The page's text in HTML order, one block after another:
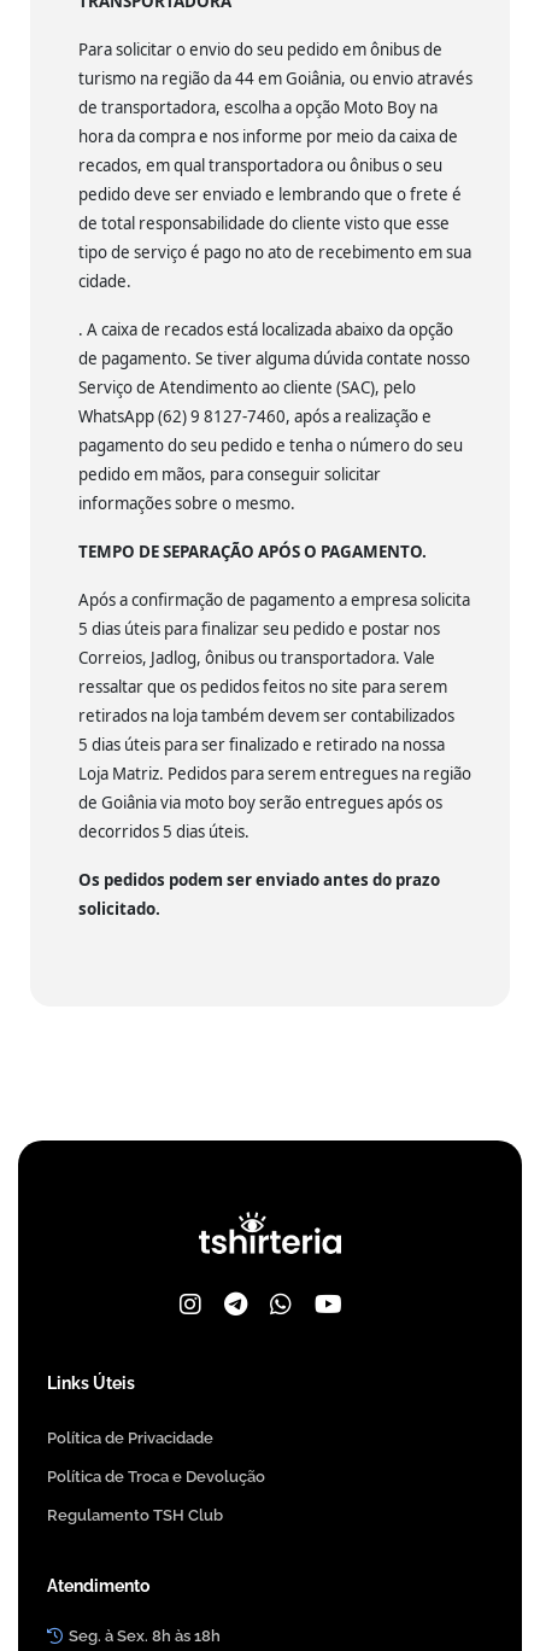
Para solicitar o envio do seu pedido em ônibus de
turismo na região da 44 em Goiânia, ou envio através
de transportadora, escolha a opção Moto Boy na
hora da compra e nos informe por meio da caixa de
recados, em qual transportadora ou ônibus o seu
pedido deve ser enviado e lembrando que o frete é
de total responsabilidade do cliente visto que esse
tipo de serviço é pago no ato de recebimento em sua
cidade.
. A caixa de recados está localizada abaixo da opção
de pagamento. Se tiver alguma dúvida contate nosso
Serviço de Atendimento ao cliente (SAC), pelo
WhatsApp (62) 9 8127-7460, após a realização e
pagamento do seu pedido e tenha o número do seu
pedido em mãos, para conseguir solicitar
informações sobre o mesmo.
TEMPO DE SEPARAÇÃO APÓS O PAGAMENTO.
Após a confirmação de pagamento a empresa solicita
5 dias úteis para finalizar seu pedido e postar nos
Correios, Jadlog, ônibus ou transportadora. Vale
ressaltar que os pedidos feitos no site para serem
retirados na loja também devem ser contabilizados
5 dias úteis para ser finalizado e retirado na nossa
Loja Matriz. Pedidos para serem entregues na região
de Goiânia via moto boy serão entregues após os
decorridos 5 dias úteis.
Os pedidos podem ser enviado antes do prazo
solicitado.
Links Úteis
Política de Privacidade
Política de Troca e Devolução
Regulamento TSH Club
Atendimento
Seg. à Sex. 8h às 18h